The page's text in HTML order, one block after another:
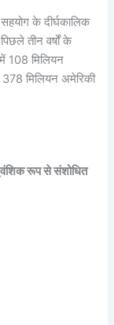
के दीर्घकालिक
तीन वर्षों के
108 मिलियन
मिलियन अमेरिकी
रूप से संशोधित